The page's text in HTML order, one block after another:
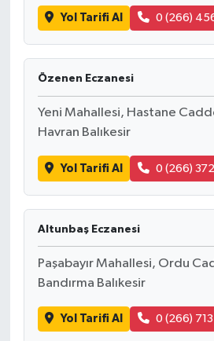
Yol Tarifi Al 0 (266)
Özenen Eczanesi
Yeni Mahallesi, Hastane
Havran Balıkesir
Yol Tarifi Al 0 (266)
Altunbaş Eczanesi
Paşabayır Mahallesi, Ordu
Bandırma Balıkesir
Yol Tarifi Al 0 (266)